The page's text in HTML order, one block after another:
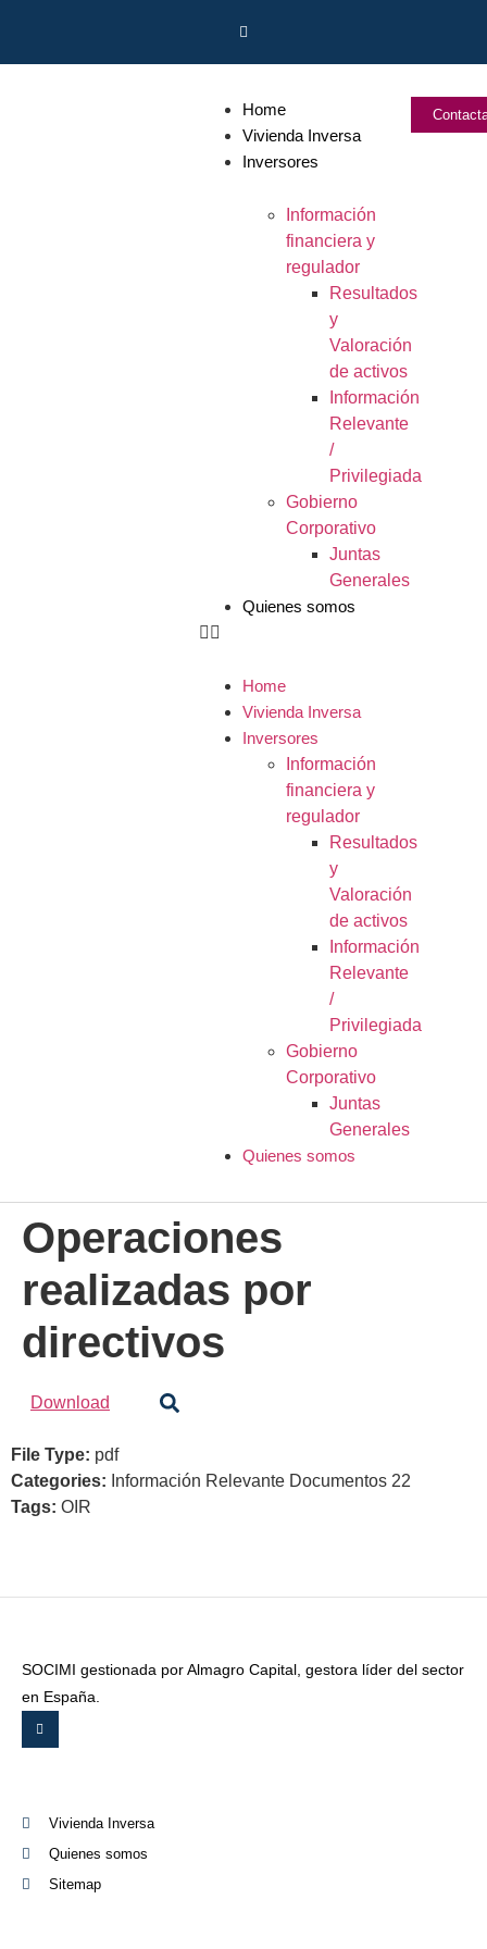
Home
Vivienda Inversa
Inversores
Información
financiera y
regulador
Resultados
y
Valoración
de activos
Información
Relevante
/
Privilegiada
Gobierno
Corporativo
Juntas
Generales
Quienes somos
Home
Vivienda Inversa
Inversores
Información
financiera y
regulador
Resultados
y
Valoración
de activos
Información
Relevante
/
Privilegiada
Gobierno
Corporativo
Juntas
Generales
Quienes somos
Operaciones
realizadas por
directivos
Download
File Type: pdf
Categories: Información Relevante Documentos 22
Tags: OIR
SOCIMI gestionada por Almagro Capital, gestora líder del sector
en España.
Vivienda Inversa
Quienes somos
Sitemap